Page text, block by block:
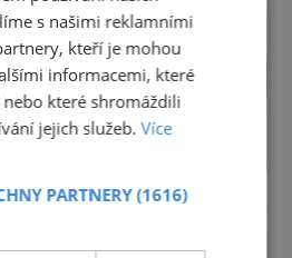
s našimi reklamními
kteří je mohou
informacemi, které
které shromáždili
jejich služeb.Více
PARTNERY(1616)